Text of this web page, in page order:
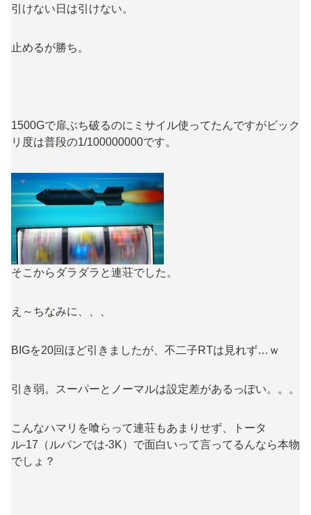
引けない日は引けない。
止めるが勝ち。
1500Gで扉ぶち破るのにミサイル使ってたんですがビック
リ度は普段の1/100000000です。
そこからダラダラと連荘でした。
え～ちなみに、、、
BIGを20回ほど引きましたが、不二子RTは見れず…ｗ
引き弱。スーパーとノーマルは設定差があるっぽい。。。
こんなハマリを喰らって連荘もあまりせず、トータ
ル-17（ルパンでは-3K）で面白いって言ってるんなら本物
でしょ？